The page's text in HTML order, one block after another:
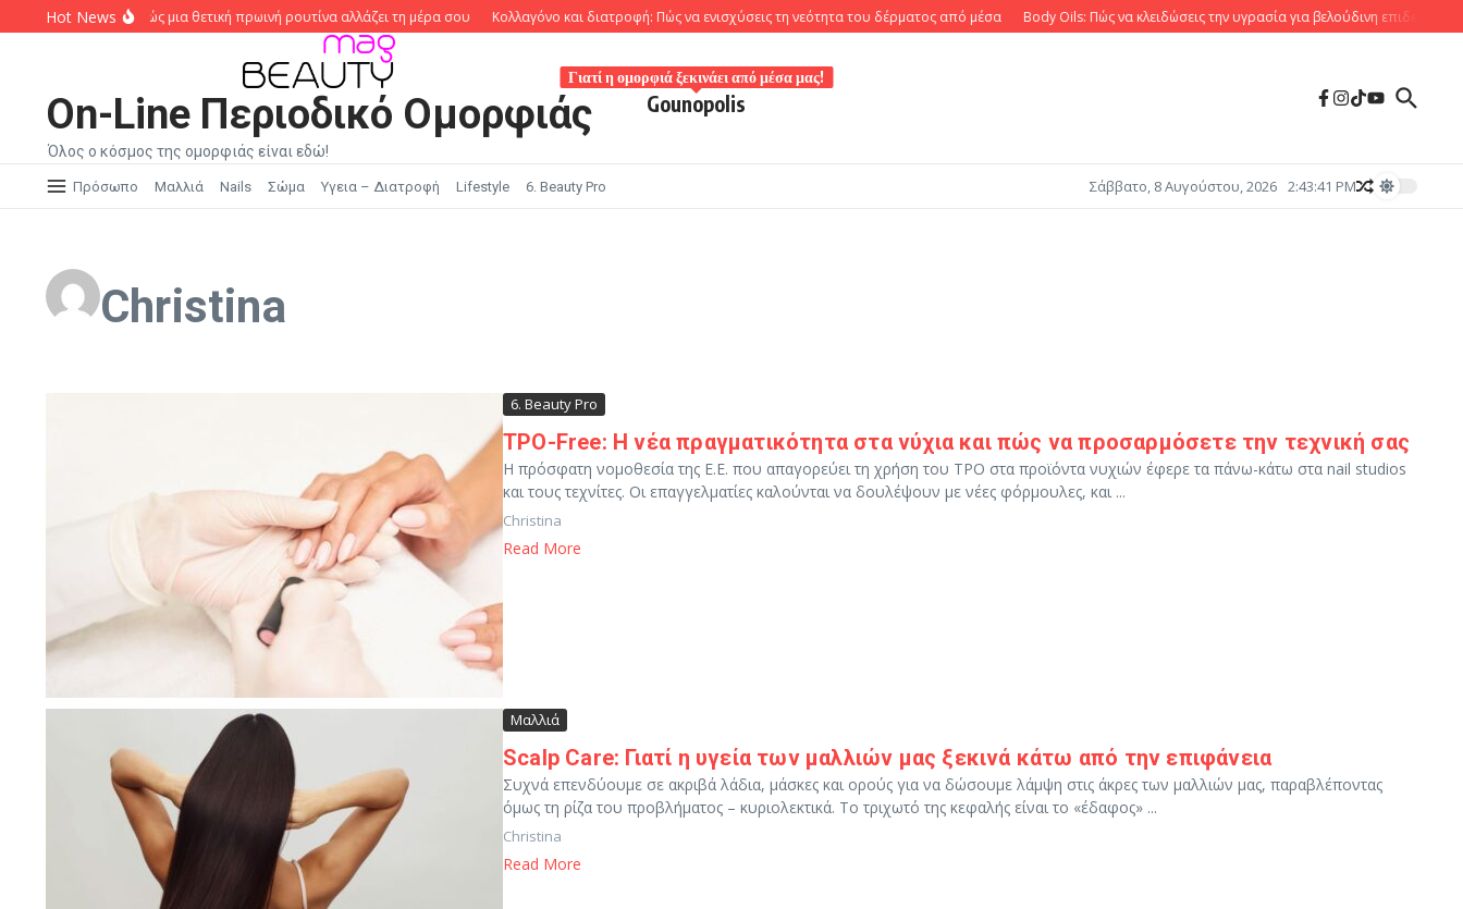
Μετάβαση στο περιεχόμενο
Hot News
Morning Routine: Πώς μια θετική πρωινή ρουτίνα αλλάζει τη μέρα σου Κολλαγόνο και διατροφή: Πώς να ενισχύσεις τη νεότητα του δέρματος από μέσα Body Oils: Πώς να κλειδώσεις την υγρασία για βελούδινη επιδερμίδα
On-Line Περιοδικό Ομορφιάς
Όλος ο κόσμος της ομορφιάς είναι εδώ!
Gounopolis
Γιατί η ομορφιά ξεκινάει από μέσα μας!
Πρόσωπο Μαλλιά Nails Σώμα Υγεια – Διατροφή Lifestyle 6. Beauty Pro Σάββατο, 8 Αυγούστου, 2026 2:43:42 PM
Christina
6. Beauty Pro
TPO-Free: Η νέα πραγματικότητα στα νύχια και πώς να προσαρμόσετε την τεχνική σας
Η πρόσφατη νομοθεσία της Ε.Ε. που απαγορεύει τη χρήση του TPO στα προϊόντα νυχιών έφερε τα πάνω-κάτω στα nail studios
και τους τεχνίτες. Οι επαγγελματίες καλούνται να δουλέψουν με νέες φόρμουλες, και ...
Christina
Read More
Μαλλιά
Scalp Care: Γιατί η υγεία των μαλλιών μας ξεκινά κάτω από την επιφάνεια
Συχνά επενδύουμε σε ακριβά λάδια, μάσκες και ορούς για να δώσουμε λάμψη στις άκρες των μαλλιών μας, παραβλέποντας
όμως τη ρίζα του προβλήματος – κυριολεκτικά. Το τριχωτό της κεφαλής είναι το «έδαφος» ...
Christina
Read More